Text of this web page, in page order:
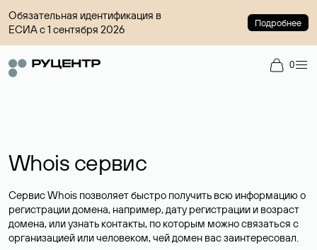
Обязательная идентификация в
ЕСИА с 1 сентября 2026
Подробнее
0
Whois сервис
Сервис Whois позволяет быстро получить всю информацию о
регистрации домена, например, дату регистрации и возраст
домена, или узнать контакты, по которым можно связаться с
организацией или человеком, чей домен вас заинтересовал.